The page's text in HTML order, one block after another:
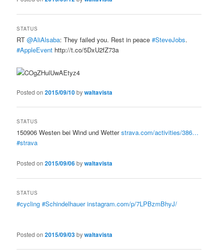
STATUS
RT@AliAlsaba: They failed you. Rest in peace#SteveJobs.
#AppleEvent http://t.co/5DxU2fZ73a
Posted on2015/09/10bywaltavista
STATUS
150906 Westen bei Wind und Wetterstrava.com/activities/386…
#strava
Posted on2015/09/06bywaltavista
STATUS
#cycling #Schindelhauer instagram.com/p/7LPBzmBhyJ/
Posted on2015/09/03bywaltavista